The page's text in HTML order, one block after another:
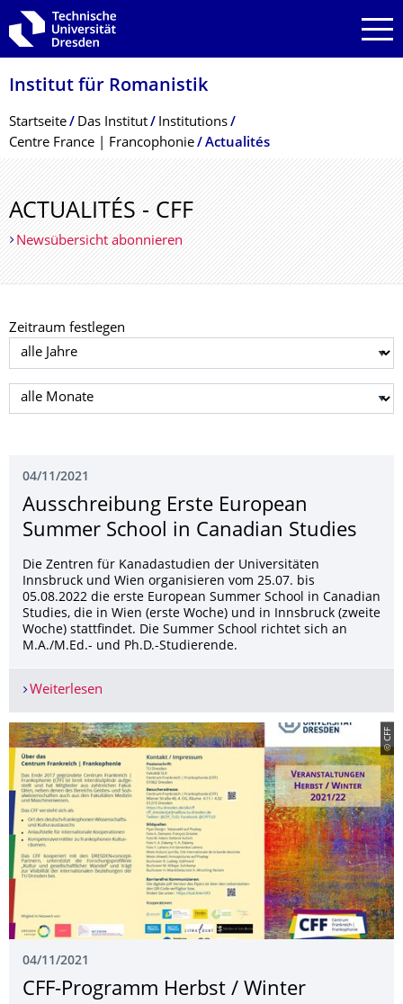
Zur Hauptnavigation springen
Zur Suche springen
Zum Inhalt springen
Institut für Romanistik
Breadcrumb-Menü
Startseite Das Institut
Institutions
Centre France | Francophonie
Actualités
ACTUALITÉS - CFF
Newsübersicht abonnieren
Zeitraum festlegen
Jahr auswählen
Monat auswählen
04/11/2021
Ausschreibung Erste European
Summer School in Canadian Studies
Die Zentren für Kanadastudien der Universitäten
Innsbruck und Wien organisieren vom 25.07. bis
05.08.2022 die erste European Summer School in Canadian
Studies, die in Wien (erste Woche) und in Innsbruck (zweite
Woche) stattfindet. Die Summer School richtet sich an
M.A./M.Ed.- und Ph.D.-Studierende.
Weiterlesen
© CFF
04/11/2021
CFF-Programm Herbst / Winter